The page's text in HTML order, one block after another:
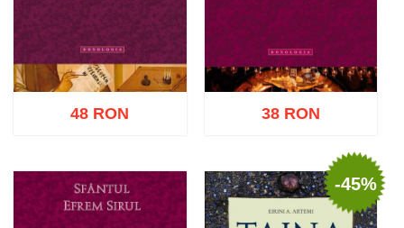
Adaugă în coș Wishlist
48 RON
Adaugă în coș Wishlist
38 RON
-45%